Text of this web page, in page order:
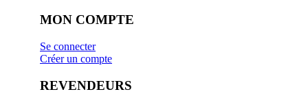
MON COMPTE
Se connecter
Créer un compte
REVENDEURS